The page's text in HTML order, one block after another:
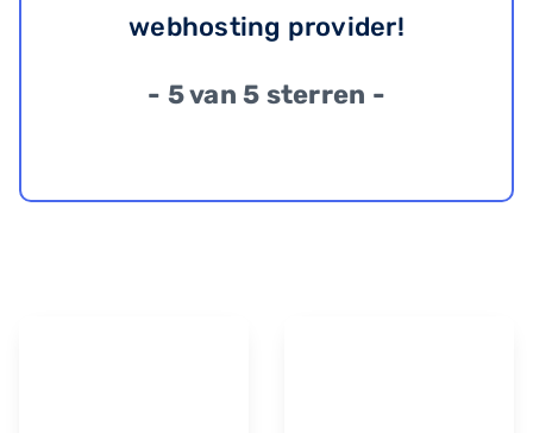
webhosting provider!
- 5 van 5 sterren -